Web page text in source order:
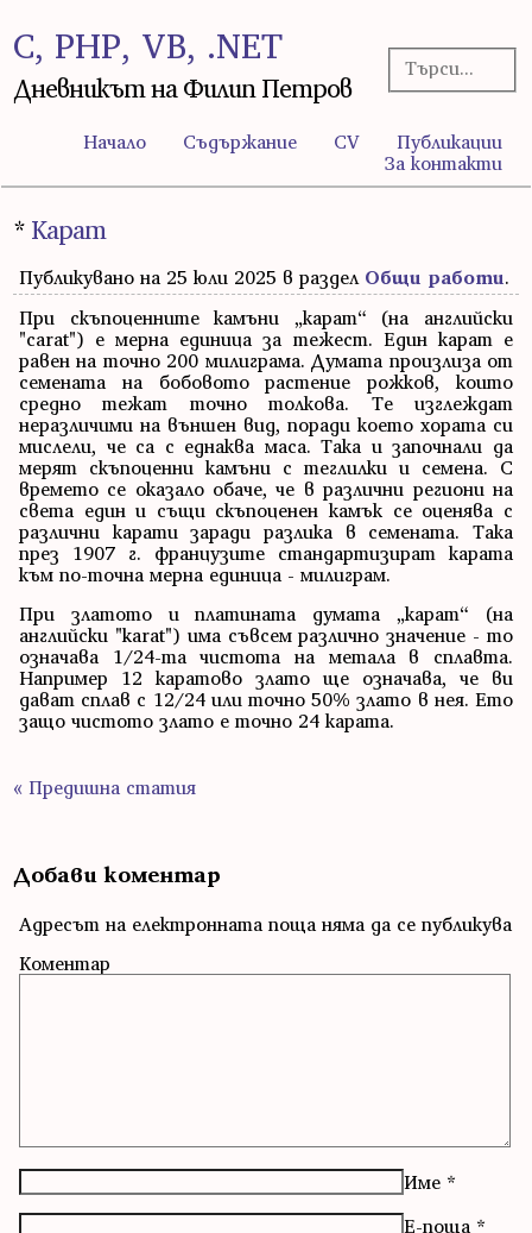
C, PHP, VB, .NET
Дневникът на Филип Петров
Начало Съдържание CV
Публикации
За контакти
* Карат
Публикувано на 25 юли 2025 в раздел Общи работи.
При скъпоценните камъни „карат“ (на английски
"carat") е мерна единица за тежест. Един карат е
равен на точно 200 милиграма. Думата произлиза от
семената на бобовото растение рожков, които
средно тежат точно толкова. Те изглеждат
неразличими на външен вид, поради което хората си
мислели, че са с еднаква маса. Така и започнали да
мерят скъпоценни камъни с теглилки и семена. С
времето се оказало обаче, че в различни региони на
света един и същи скъпоценен камък се оценява с
различни карати заради разлика в семената. Така
през 1907 г. французите стандартизират карата
към по-точна мерна единица - милиграм.
При златото и платината думата „карат“ (на
английски "karat") има съвсем различно значение - то
означава 1/24-та чистота на метала в сплавта.
Например 12 каратово злато ще означава, че ви
дават сплав с 12/24 или точно 50% злато в нея. Ето
защо чистото злато е точно 24 карата.
« Предишна статия
Добави коментар
Адресът на електронната поща няма да се публикува
Коментар
Име *
Е-поща *